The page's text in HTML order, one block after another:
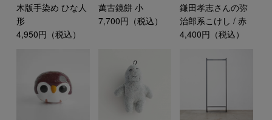
木版手染め ひな人
形
4,950円（税込）
萬古鏡餅 小
7,700円（税込）
鎌田孝志さんの弥
治郎系こけし / 赤
4,400円（税込）